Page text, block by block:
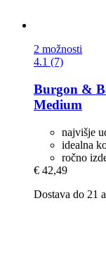
2 možnosti
4.1 (7)
Burgon &
Medium
najvišje
idealna
ročno
€ 42,49
Dostava do 21